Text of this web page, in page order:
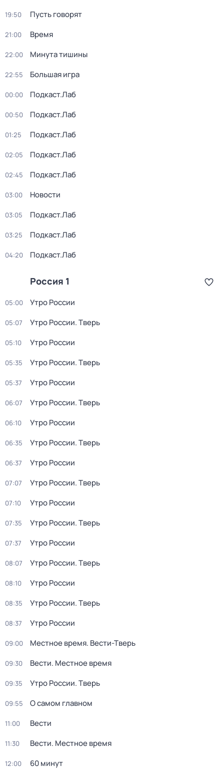
19:50 Пусть говорят
21:00 Время
22:00 Минута тишины
22:55 Большая игра
00:00 Подкаст.Лаб
00:50 Подкаст.Лаб
01:25 Подкаст.Лаб
02:05 Подкаст.Лаб
02:45 Подкаст.Лаб
03:00 Новости
03:05 Подкаст.Лаб
03:25 Подкаст.Лаб
04:20 Подкаст.Лаб
Россия 1
05:00 Утро России
05:07 Утро России. Тверь
05:10 Утро России
05:35 Утро России. Тверь
05:37 Утро России
06:07 Утро России. Тверь
06:10 Утро России
06:35 Утро России. Тверь
06:37 Утро России
07:07 Утро России. Тверь
07:10 Утро России
07:35 Утро России. Тверь
07:37 Утро России
08:07 Утро России. Тверь
08:10 Утро России
08:35 Утро России. Тверь
08:37 Утро России
09:00 Местное время. Вести-Тверь
09:30 Вести. Местное время
09:35 Утро России. Тверь
09:55 О самом главном
11:00 Вести
11:30 Вести. Местное время
12:00 60 минут